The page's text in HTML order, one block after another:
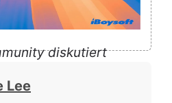
diskutiert
ich macOS
Update in den
Lee